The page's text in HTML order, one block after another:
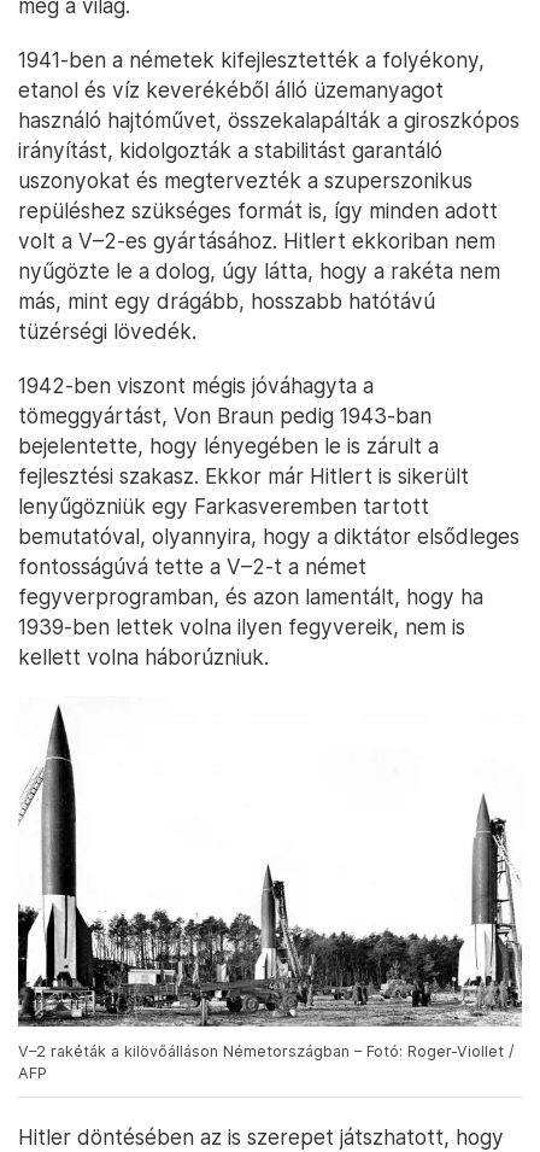
meg a világ.
1941-ben a németek kifejlesztették a folyékony,
etanol és víz keverékéből álló üzemanyagot
használó hajtóművet, összekalapálták a giroszkópos
irányítást, kidolgozták a stabilitást garantáló
uszonyokat és megtervezték a szuperszonikus
repüléshez szükséges formát is, így minden adott
volt a V–2-es gyártásához. Hitlert ekkoriban nem
nyűgözte le a dolog, úgy látta, hogy a rakéta nem
más, mint egy drágább, hosszabb hatótávú
tüzérségi lövedék.
1942-ben viszont mégis jóváhagyta a
tömeggyártást, Von Braun pedig 1943-ban
bejelentette, hogy lényegében le is zárult a
fejlesztési szakasz. Ekkor már Hitlert is sikerült
lenyűgözniük egy Farkasveremben tartott
bemutatóval, olyannyira, hogy a diktátor elsődleges
fontosságúvá tette a V–2-t a német
fegyverprogramban, és azon lamentált, hogy ha
1939-ben lettek volna ilyen fegyvereik, nem is
kellett volna háborúzniuk.
V–2 rakéták a kilövőálláson Németországban – Fotó: Roger-Viollet /
AFP
Hitler döntésében az is szerepet játszhatott, hogy